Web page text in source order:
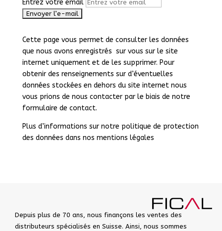
Entrez votre email
Cette page vous permet de consulter les données
que nous avons enregistrés sur vous sur le site
internet uniquement et de les supprimer. Pour
obtenir des renseignements sur d’éventuelles
données stockées en dehors du site internet nous
vous prions de nous contacter par le biais de notre
formulaire de contact.
Plus d’informations sur notre politique de protection
des données dans nos mentions légales
Depuis plus de 70 ans, nous finançons les ventes des
distributeurs spécialisés en Suisse. Ainsi, nous sommes